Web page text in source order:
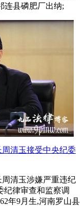
连县磷肥厂出纳;
清玉接受中央纪委
清玉涉嫌严重违纪
纪律审查和监察调
年9月生,河南罗山县